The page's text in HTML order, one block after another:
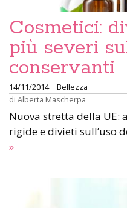
Cosmetici:
più severi
conservanti
14/11/2014
Bellezza
di Alberta Mascherpa
Nuova stretta della UE:
rigide e divieti sull’uso
»